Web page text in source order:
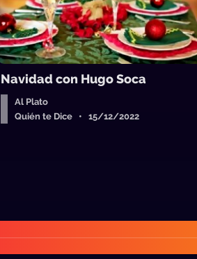
Navidad con Hugo Soca
Al Plato
Quién te Dice • 15/12/2022